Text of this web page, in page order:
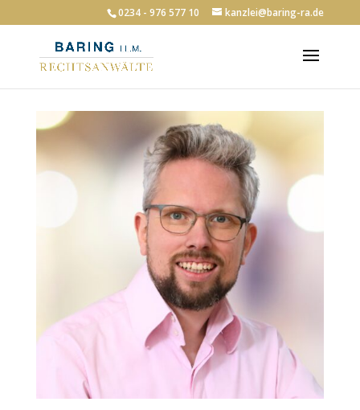
0234 - 976 577 10 kanzlei@baring-ra.de